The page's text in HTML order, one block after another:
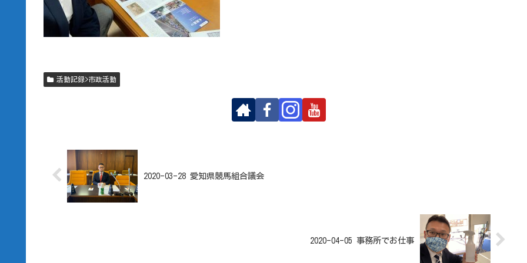
活動記録>市政活動
2020-03-28 愛知県競馬組合議会
2020-04-05 事務所でお仕事